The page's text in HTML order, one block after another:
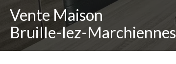
Vente Maison
Bruille-lez-Marchiennes